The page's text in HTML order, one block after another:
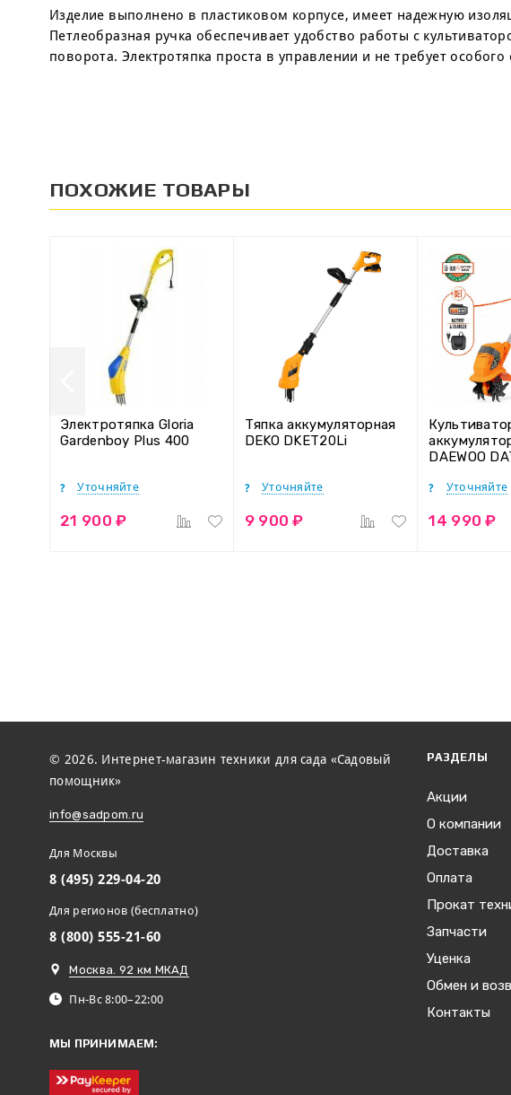
Изделие выполнено в пластиковом корпусе, имеет надежную
Петлеобразная ручка обеспечивает удобство работы с
поворота. Электротяпка проста в управлении и не требует
ПОХОЖИЕ ТОВАРЫ
Электротяпка Gloria
Gardenboy Plus 400
Уточняйте
21 900 ₽
Тяпка аккумуляторная
DEKO DKET20Li
Уточняйте
9 900 ₽
DAEWOO
Уточняйте
14 990 ₽
© 2026. Интернет-магазин техники для сада «Садовый
помощник»
info@sadpom.ru
Для Москвы
8 (495) 229-04-20
Для регионов (бесплатно)
8 (800) 555-21-60
Москва. 92 км МКАД
Пн-Вс 8:00–22:00
МЫ ПРИНИМАЕМ:
РАЗДЕЛЫ
Акции
О компании
Доставка
Оплата
Прокат
Запчасти
Уценка
Обмен и
Контакты